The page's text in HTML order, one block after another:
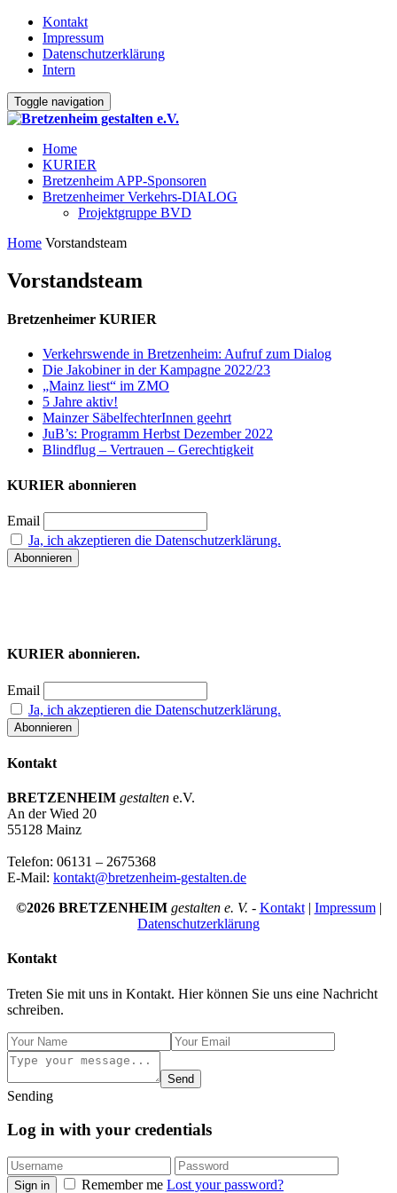
Kontakt
Impressum
Datenschutzerklärung
Intern
Toggle navigation
Home
KURIER
Bretzenheim APP-Sponsoren
Bretzenheimer Verkehrs-DIALOG
Projektgruppe BVD
Home Vorstandsteam
Vorstandsteam
Bretzenheimer KURIER
Verkehrswende in Bretzenheim: Aufruf zum Dialog
Die Jakobiner in der Kampagne 2022/23
„Mainz liest“ im ZMO
5 Jahre aktiv!
Mainzer SäbelfechterInnen geehrt
JuB’s: Programm Herbst Dezember 2022
Blindflug – Vertrauen – Gerechtigkeit
KURIER abonnieren
Email
Ja, ich akzeptieren die Datenschutzerklärung.
KURIER abonnieren.
Email
Ja, ich akzeptieren die Datenschutzerklärung.
Kontakt
BRETZENHEIM gestalten e.V.
An der Wied 20
55128 Mainz
Telefon: 06131 – 2675368
E-Mail: kontakt@bretzenheim-gestalten.de
©2026 BRETZENHEIM gestalten e. V.- Kontakt| Impressum|
Datenschutzerklärung
Kontakt
Treten Sie mit uns in Kontakt. Hier können Sie uns eine Nachricht
schreiben.
Send
Sending
Log in with your credentials
Sign in Remember me Lost your password?